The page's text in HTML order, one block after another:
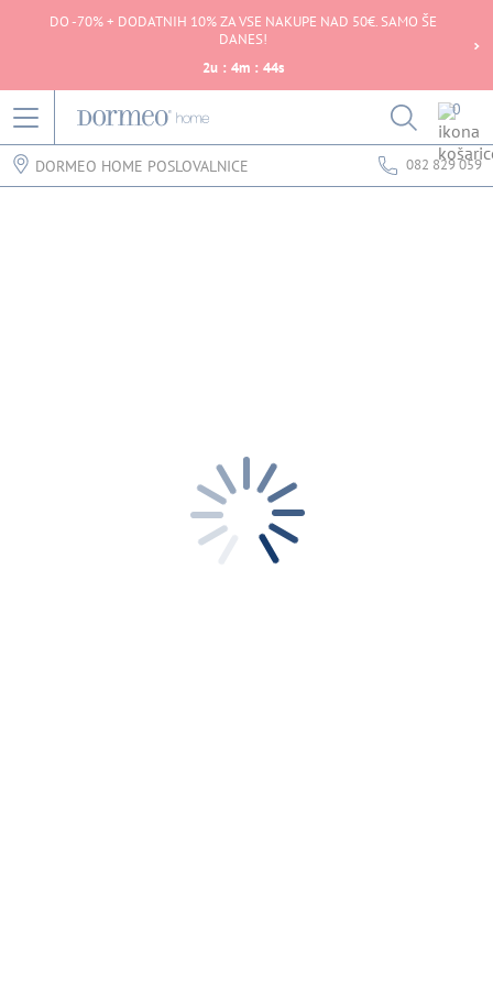
DO -70% + DODATNIH 10% ZA VSE NAKUPE NAD 50€. SAMO ŠE
DANES!
2u : 4m : 44s
0
DORMEO HOME POSLOVALNICE 082 829 059